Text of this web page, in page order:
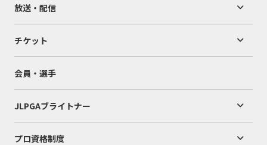
放送・配信
チケット
会員・選手
JLPGAブライトナー
プロ資格制度